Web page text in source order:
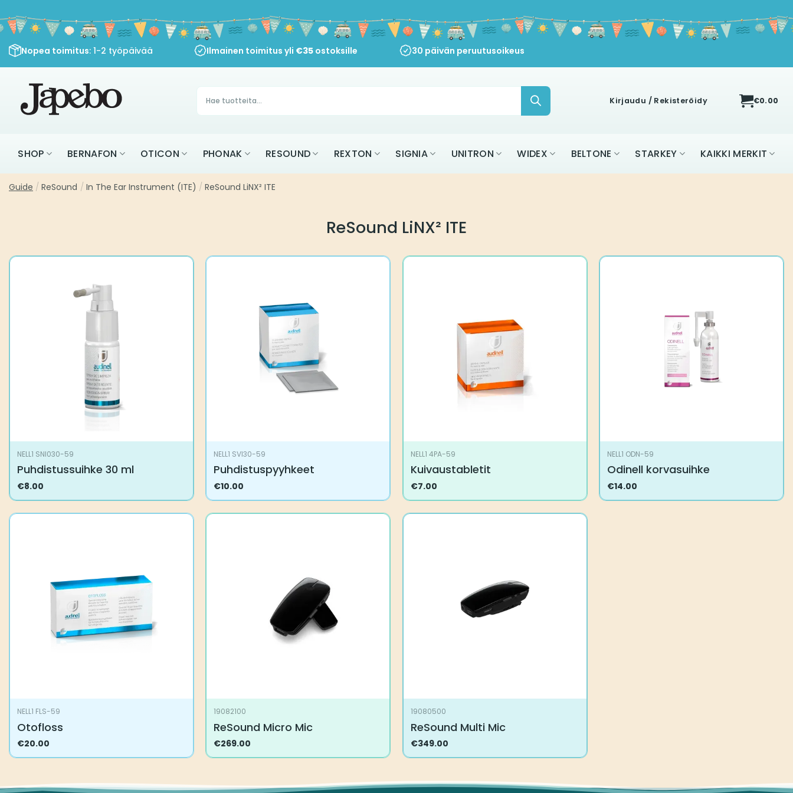
sisältöön
Nopea toimitus: 1-2 työpäivää Ilmainen toimitus yli €35 ostoksille 30 päivän peruutusoikeus
Products
search Kirjaudu / Rekisteröidy €0.00
SHOP BERNAFON OTICON PHONAK RESOUND REXTON SIGNIA UNITRON WIDEX BELTONE STARKEY KAIKKI MERKIT
Guide / ReSound / In The Ear Instrument (ITE) / ReSound LiNX² ITE
ReSound LiNX² ITE
NELL1 SNI030-59
Puhdistussuihke 30 ml
€8.00
NELL1 SVI30-59
Puhdistuspyyhkeet
€10.00
NELL1 4PA-59
Kuivaustabletit
€7.00
NELL1 ODN-59
Odinell korvasuihke
€14.00
NELL1 FLS-59
Otofloss
€20.00
19082100
ReSound Micro Mic
€269.00
19080500
ReSound Multi Mic
€349.00